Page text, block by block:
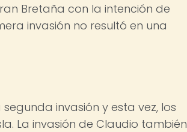
Bretaña con la intención de
invasión no resultó en una
invasión y esta vez, los
La invasión de Claudio también